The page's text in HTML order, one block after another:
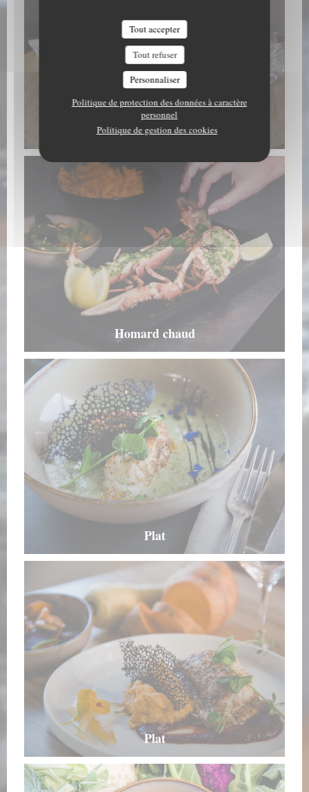
Tout accepter
Tout refuser
Personnaliser
Politique de protection des données à caractère
personnel
Politique de gestion des cookies
Fruits de mer
Homard chaud
Plat
Plat